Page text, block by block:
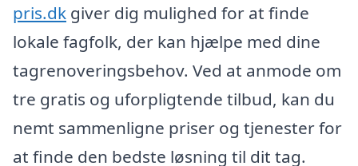
pris.dk giver dig mulighed for at finde
lokale fagfolk, der kan hjælpe med dine
tagrenoveringsbehov. Ved at anmode om
tre gratis og uforpligtende tilbud, kan du
nemt sammenligne priser og tjenester for
at finde den bedste løsning til dit tag.